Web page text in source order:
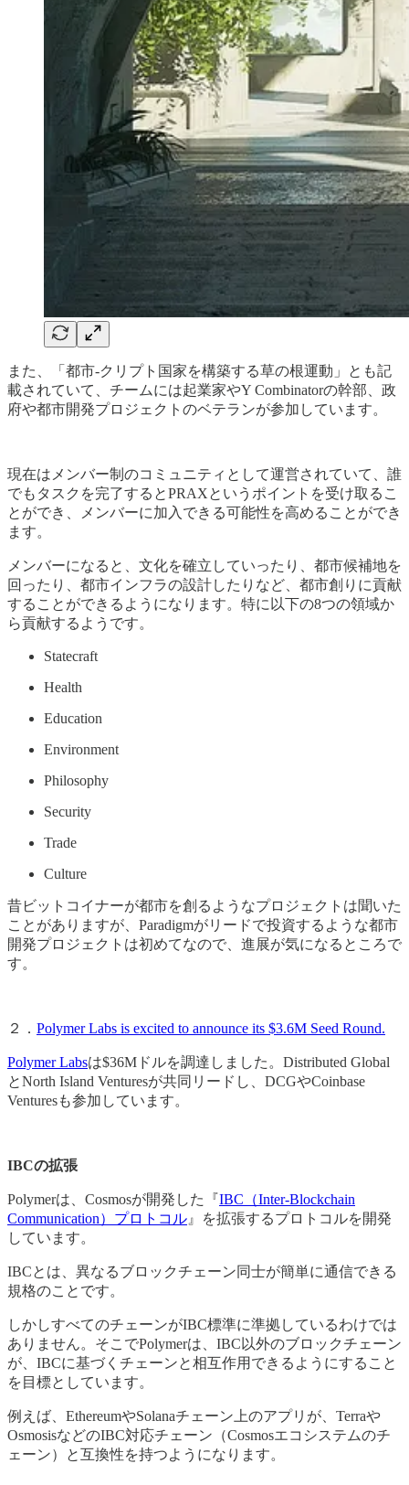
また、「都市-クリプト国家を構築する草の根運動」とも記
載されていて、チームには起業家やY Combinatorの幹部、政
府や都市開発プロジェクトのベテランが参加しています。
現在はメンバー制のコミュニティとして運営されていて、誰
でもタスクを完了するとPRAXというポイントを受け取るこ
とができ、メンバーに加入できる可能性を高めることができ
ます。
メンバーになると、文化を確立していったり、都市候補地を
回ったり、都市インフラの設計したりなど、都市創りに貢献
することができるようになります。特に以下の8つの領域か
ら貢献するようです。
Statecraft
Health
Education
Environment
Philosophy
Security
Trade
Culture
昔ビットコイナーが都市を創るようなプロジェクトは聞いた
ことがありますが、Paradigmがリードで投資するような都市
開発プロジェクトは初めてなので、進展が気になるところで
す。
２． Polymer Labs is excited to announce its $3.6M Seed Round.
Polymer Labsは$36Mドルを調達しました。Distributed Global
とNorth Island Venturesが共同リードし、DCGやCoinbase
Venturesも参加しています。
IBCの拡張
Polymerは、Cosmosが開発した『IBC（Inter-Blockchain
Communication）プロトコル 』を拡張するプロトコルを開発
しています。
IBCとは、異なるブロックチェーン同士が簡単に通信できる
規格のことです。
しかしすべてのチェーンがIBC標準に準拠しているわけでは
ありません。そこでPolymerは、IBC以外のブロックチェーン
が、IBCに基づくチェーンと相互作用できるようにすること
を目標としています。
例えば、EthereumやSolanaチェーン上のアプリが、Terraや
OsmosisなどのIBC対応チェーン（Cosmosエコシステムのチ
ェーン）と互換性を持つようになります。